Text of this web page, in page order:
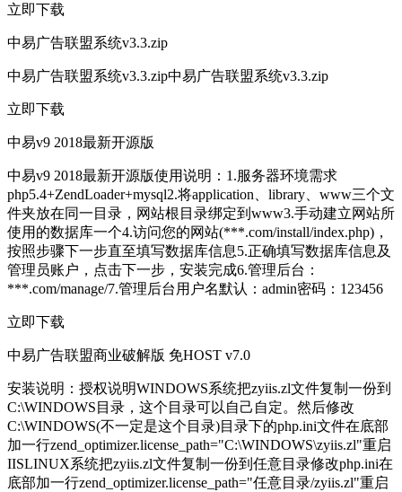
立即下载
中易广告联盟系统v3.3.zip
中易广告联盟系统v3.3.zip中易广告联盟系统v3.3.zip
立即下载
中易v9 2018最新开源版
中易v9 2018最新开源版使用说明：1.服务器环境需求
php5.4+ZendLoader+mysql2.将application、library、www三个文
件夹放在同一目录，网站根目录绑定到www3.手动建立网站所
使用的数据库一个4.访问您的网站(***.com/install/index.php)，
按照步骤下一步直至填写数据库信息5.正确填写数据库信息及
管理员账户，点击下一步，安装完成6.管理后台：
***.com/manage/7.管理后台用户名默认：admin密码：123456
立即下载
中易广告联盟商业破解版 免HOST v7.0
安装说明：授权说明WINDOWS系统把zyiis.zl文件复制一份到
C:\WINDOWS目录，这个目录可以自己自定。然后修改
C:\WINDOWS(不一定是这个目录)目录下的php.ini文件在底部
加一行zend_optimizer.license_path="C:\WINDOWS\zyiis.zl"重启
IISLINUX系统把zyiis.zl文件复制一份到任意目录修改php.ini在
底部加一行zend_optimizer.license_path="任意目录/zyiis.zl"重启